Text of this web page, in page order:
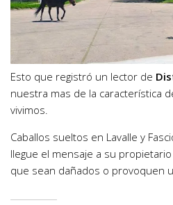
Esto que registró un lector de
nuestra mas de la característica
vivimos.
Caballos sueltos en Lavalle y
llegue el mensaje a su
que sean dañados o provoquen